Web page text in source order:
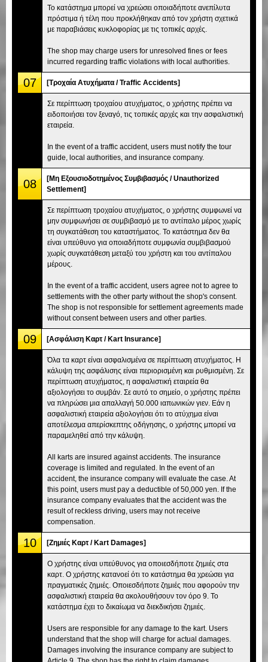
Το κατάστημα μπορεί να χρεώσει οποιαδήποτε ανεπίλυτα
πρόστιμα ή τέλη που προκλήθηκαν από τον χρήστη σχετικά
με παραβιάσεις κυκλοφορίας με τις τοπικές αρχές.
The shop may charge users for unresolved fines or fees
incurred regarding traffic violations with local authorities.
07 [Τροχαία Ατυχήματα / Traffic Accidents]
Σε περίπτωση τροχαίου ατυχήματος, ο χρήστης πρέπει να
ειδοποιήσει τον ξεναγό, τις τοπικές αρχές και την ασφαλιστική
εταιρεία.
In the event of a traffic accident, users must notify the tour
guide, local authorities, and insurance company.
08
[Μη Εξουσιοδοτημένος Συμβιβασμός / Unauthorized
Settlement]
Σε περίπτωση τροχαίου ατυχήματος, ο χρήστης συμφωνεί να
μην συμφωνήσει σε συμβιβασμό με το αντίπαλο μέρος χωρίς
τη συγκατάθεση του καταστήματος. Το κατάστημα δεν θα
είναι υπεύθυνο για οποιαδήποτε συμφωνία συμβιβασμού
χωρίς συγκατάθεση μεταξύ του χρήστη και του αντίπαλου
μέρους.
In the event of a traffic accident, users agree not to agree to
settlements with the other party without the shop's consent.
The shop is not responsible for settlement agreements made
without consent between users and other parties.
09 [Ασφάλιση Καρτ / Kart Insurance]
Όλα τα καρτ είναι ασφαλισμένα σε περίπτωση ατυχήματος. Η
κάλυψη της ασφάλισης είναι περιορισμένη και ρυθμισμένη. Σε
περίπτωση ατυχήματος, η ασφαλιστική εταιρεία θα
αξιολογήσει το συμβάν. Σε αυτό το σημείο, ο χρήστης πρέπει
να πληρώσει μια απαλλαγή 50.000 ιαπωνικών γιεν. Εάν η
ασφαλιστική εταιρεία αξιολογήσει ότι το ατύχημα είναι
αποτέλεσμα απερίσκεπτης οδήγησης, ο χρήστης μπορεί να
παραμεληθεί από την κάλυψη.
All karts are insured against accidents. The insurance
coverage is limited and regulated. In the event of an
accident, the insurance company will evaluate the case. At
this point, users must pay a deductible of 50,000 yen. If the
insurance company evaluates that the accident was the
result of reckless driving, users may not receive
compensation.
10 [Ζημιές Καρτ / Kart Damages]
Ο χρήστης είναι υπεύθυνος για οποιεσδήποτε ζημιές στα
καρτ. Ο χρήστης κατανοεί ότι το κατάστημα θα χρεώσει για
πραγματικές ζημιές. Οποιεσδήποτε ζημιές που αφορούν την
ασφαλιστική εταιρεία θα ακολουθήσουν τον όρο 9. Το
κατάστημα έχει το δικαίωμα να διεκδικήσει ζημιές.
Users are responsible for any damage to the kart. Users
understand that the shop will charge for actual damages.
Damages involving the insurance company are subject to